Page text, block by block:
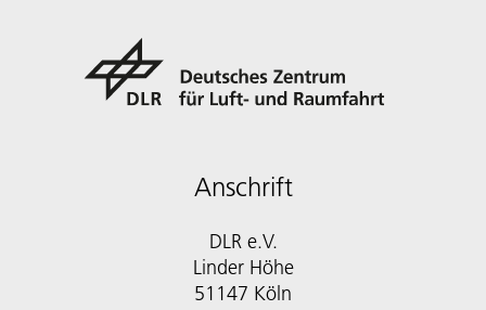
Anschrift
DLR e.V.
Linder Höhe
51147 Köln